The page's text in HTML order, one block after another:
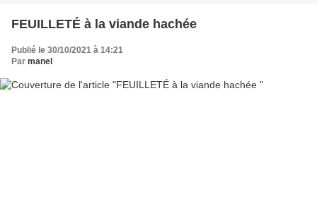
FEUILLETÉ à la viande hachée
Publié le 30/10/2021 à 14:21
Par manel